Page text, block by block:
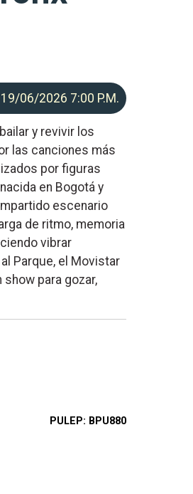
19/06/2026 7:00 P.M.
y revivir los
las canciones más
por figuras
en Bogotá y
escenario
de ritmo, memoria
vibrar
Parque, el Movistar
show para gozar,
PULEP BPU880